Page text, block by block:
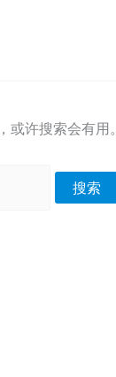
许搜索会有用。